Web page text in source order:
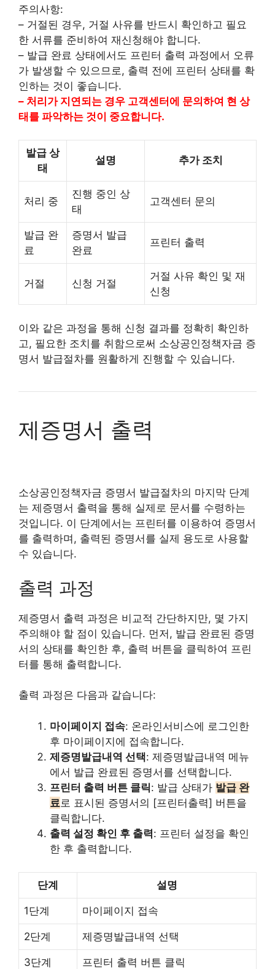
주의사항:
– 거절된 경우, 거절 사유를 반드시 확인하고 필요
한 서류를 준비하여 재신청해야 합니다.
– 발급 완료 상태에서도 프린터 출력 과정에서 오류
가 발생할 수 있으므로, 출력 전에 프린터 상태를 확
인하는 것이 좋습니다.
– 처리가 지연되는 경우 고객센터에 문의하여 현 상
태를 파악하는 것이 중요합니다.
발급 상
태
설명 추가 조치
처리 중
진행 중인 상
태
고객센터 문의
발급 완
료
증명서 발급
완료
프린터 출력
거절 신청 거절
거절 사유 확인 및 재
신청
이와 같은 과정을 통해 신청 결과를 정확히 확인하
고, 필요한 조치를 취함으로써 소상공인정책자금 증
명서 발급절차를 원활하게 진행할 수 있습니다.
제증명서 출력
소상공인정책자금 증명서 발급절차의 마지막 단계
는 제증명서 출력을 통해 실제로 문서를 수령하는
것입니다. 이 단계에서는 프린터를 이용하여 증명서
를 출력하며, 출력된 증명서를 실제 용도로 사용할
수 있습니다.
출력 과정
제증명서 출력 과정은 비교적 간단하지만, 몇 가지
주의해야 할 점이 있습니다. 먼저, 발급 완료된 증명
서의 상태를 확인한 후, 출력 버튼을 클릭하여 프린
터를 통해 출력합니다.
출력 과정은 다음과 같습니다:
마이페이지 접속: 온라인서비스에 로그인한
후 마이페이지에 접속합니다.
제증명발급내역 선택: 제증명발급내역 메뉴
에서 발급 완료된 증명서를 선택합니다.
프린터 출력 버튼 클릭: 발급 상태가 발급 완
료 로 표시된 증명서의 [프린터출력] 버튼을
클릭합니다.
출력 설정 확인 후 출력: 프린터 설정을 확인
한 후 출력합니다.
단계 설명
1단계 마이페이지 접속
2단계 제증명발급내역 선택
3단계 프린터 출력 버튼 클릭